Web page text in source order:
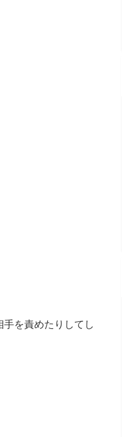
手を責めたりしてし